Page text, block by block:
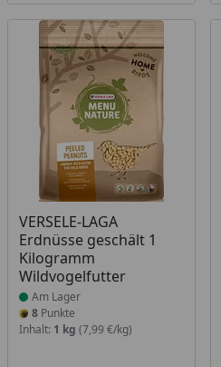
VERSELE-LAGA
Erdnüsse geschält 1
Kilogramm
Wildvogelfutter
Produkt am Lager
Am Lager
8 Punkte
Inhalt: 1 kg (7,99 €/kg)